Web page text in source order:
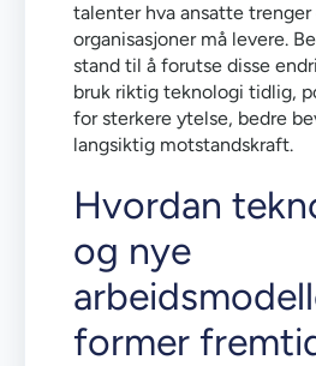
talenter hva ansatte trenger
organisasjoner må levere.
stand til å forutse disse
bruk riktig teknologi tidlig,
for sterkere ytelse, bedre
langsiktig motstandskraft.
Hvordan
og nye
former